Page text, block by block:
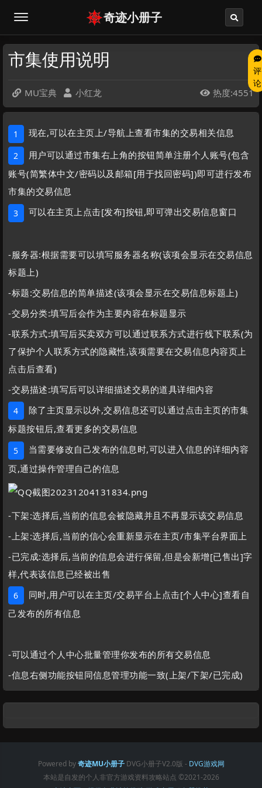
奇迹小册子
市集使用说明
评
论
 MU宝典  小红龙  热度:4551
1 现在,可以在主页上/导航上查看市集的交易相关信息
2
用户可以通过市集右上角的按钮简单注册个人账号(包含
账号(简繁体中文/密码以及邮箱[用于找回密码])即可进行发布
市集的交易信息
3 可以在主页上点击[发布]按钮,即可弹出交易信息窗口
-服务器:根据需要可以填写服务器名称(该项会显示在交易信息
标题上)
-标题:交易信息的简单描述(该项会显示在交易信息标题上)
-交易分类:填写后会作为主要内容在标题显示
-联系方式:填写后买卖双方可以通过联系方式进行线下联系(为
了保护个人联系方式的隐藏性,该项需要在交易信息内容页上
点击后查看)
-交易描述:填写后可以详细描述交易的道具详细内容
4
除了主页显示以外,交易信息还可以通过点击主页的市集
标题按钮后,查看更多的交易信息
5
当需要修改自己发布的信息时,可以进入信息的详细内容
页,通过操作管理自己的信息
-下架:选择后,当前的信息会被隐藏并且不再显示该交易信息
-上架:选择后,当前的信心会重新显示在主页/市集平台界面上
-已完成:选择后,当前的信息会进行保留,但是会新增[已售出]字
样,代表该信息已经被出售
6
同时,用户可以在主页/交易平台上点击[个人中心]查看自
己发布的所有信息
-可以通过个人中心批量管理你发布的所有交易信息
-信息右侧功能按钮同信息管理功能一致(上架/下架/已完成)
Powered by奇迹MU小册子DVG小册子V2.0版 - DVG游戏网
本站是自发的个人非官方游戏资料攻略站点 ©2021-2026